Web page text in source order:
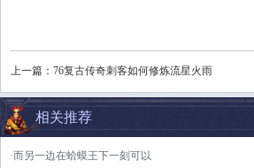
上一篇： 76复古传奇刺客如何修炼流星火雨
相关推荐
·而另一边在蛤蟆王下一刻可以